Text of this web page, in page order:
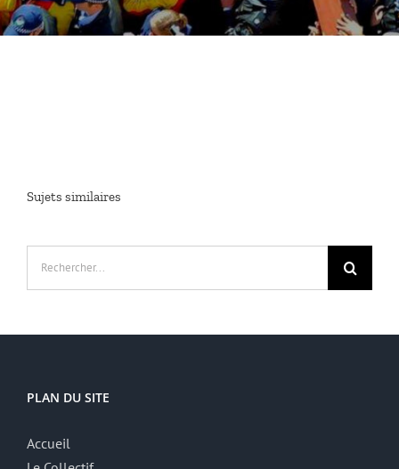
Sujets similaires
PLAN DU SITE
Accueil